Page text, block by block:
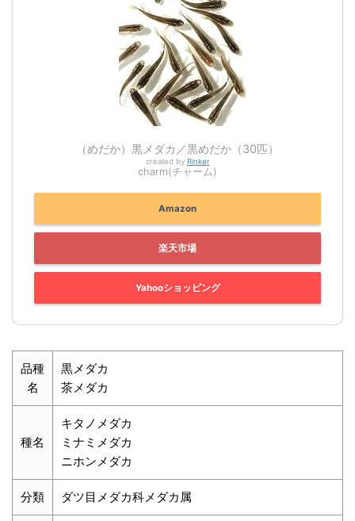
（めだか）黒メダカ／黒めだか（30匹）
created by Rinker
charm(チャーム)
Amazon
楽天市場
Yahooショッピング
品種
名
黒メダカ
茶メダカ
種名
キタノメダカ
ミナミメダカ
ニホンメダカ
分類 ダツ目メダカ科メダカ属